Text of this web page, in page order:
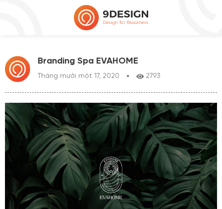
Branding Spa EVAHOME
Tháng mười một 17, 2020 2793